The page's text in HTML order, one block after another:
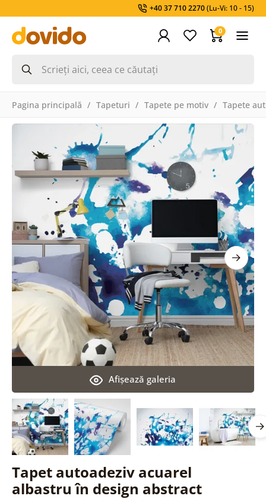
+40 37 710 2270(Lu-Vi: 10 - 15)
0
Pagina principală Tapeturi Tapete pe motiv Tapete
Tapet autoadeziv acuarel
albastru în design abstract
Afişează galeria